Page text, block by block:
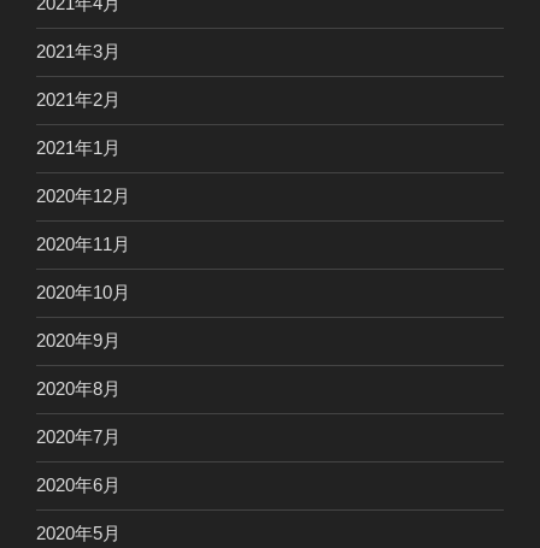
2021年3月
2021年2月
2021年1月
2020年12月
2020年11月
2020年10月
2020年9月
2020年8月
2020年7月
2020年6月
2020年5月